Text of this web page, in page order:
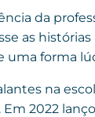
da
as
uma forma
na
2022